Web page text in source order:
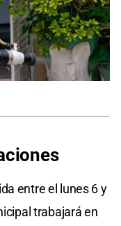
entre el lunes 6 y
trabajará en